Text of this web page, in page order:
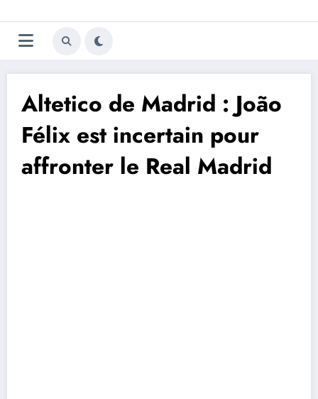
au
contenu
Trivela
L'actualité du football
Altetico de Madrid : João
Félix est incertain pour
affronter le Real Madrid